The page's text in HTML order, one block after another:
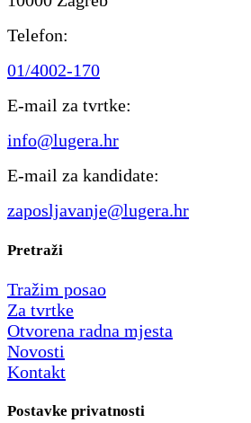
Telefon:
01/4002-170
E-mail za tvrtke:
info@lugera.hr
E-mail za kandidate:
zaposljavanje@lugera.hr
Pretraži
Tražim posao
Za tvrtke
Otvorena radna mjesta
Novosti
Kontakt
Postavke privatnosti